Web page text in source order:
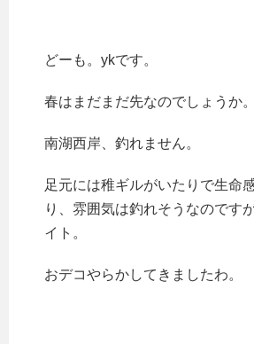
どーも。ykです。
春はまだまだ先なのでしょうか。
南湖西岸、釣れません。
足元には稚ギルがいたりで生命
り、雰囲気は釣れそうなのです
イト。
おデコやらかしてきましたわ。